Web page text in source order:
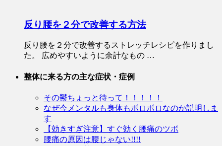
反り腰を２分で改善する方法
反り腰を２分で改善するストレッチレシピを作りまし
た。 広めやすいように余計なもの …
整体に来る方の主な症状・症例
その鬱ちょっと待って！！！！！
なぜ今メンタルも身体もボロボロなのか説明しま
す
【効きすぎ注意】すぐ効く腰痛のツボ
腰痛の原因は腰じゃない!!!!